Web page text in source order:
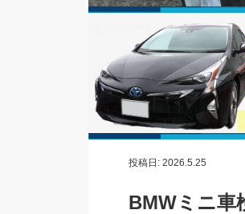
投稿日: 2026.5.25
BMWミニ車